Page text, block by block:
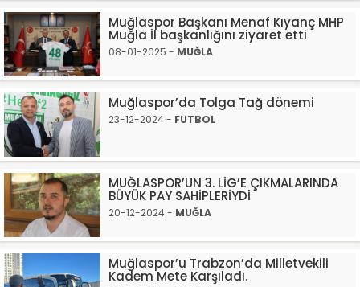
Muğlaspor Başkanı Menaf Kıyanç MHP
Muğla İl başkanlığını ziyaret etti
08-01-2025 - MUĞLA
Muğlaspor’da Tolga Tağ dönemi
23-12-2024 - FUTBOL
MUĞLASPOR’UN 3. LİG’E ÇIKMALARINDA
BÜYÜK PAY SAHİPLERİYDİ
20-12-2024 - MUĞLA
Muğlaspor’u Trabzon’da Milletvekili
Kadem Mete Karşıladı.